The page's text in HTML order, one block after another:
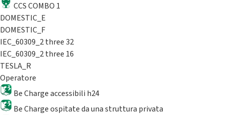
CCS COMBO 1
DOMESTIC_E
DOMESTIC_F
IEC_60309_2 three 32
IEC_60309_2 three 16
TESLA_R
Operatore
Be Charge accessibili h24
Be Charge ospitate da una struttura privata